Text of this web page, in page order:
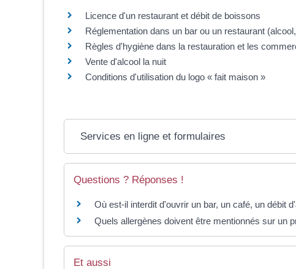
Licence d'un restaurant et débit de boissons
Réglementation dans un bar ou un restaurant
Règles d'hygiène dans la restauration et les
Vente d'alcool la nuit
Conditions d'utilisation du logo « fait maison »
Services en ligne et formulaires
Questions ? Réponses !
Où est-il interdit d'ouvrir un bar, un café, un débit
Quels allergènes doivent être mentionnés sur un
Et aussi